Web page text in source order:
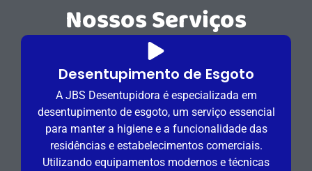
Nossos Serviços
Desentupimento de Esgoto
A JBS Desentupidora é especializada em
desentupimento de esgoto, um serviço essencial
para manter a higiene e a funcionalidade das
residências e estabelecimentos comerciais.
Utilizando equipamentos modernos e técnicas